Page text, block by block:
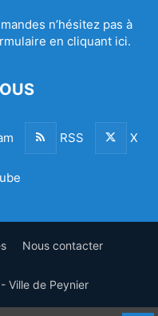
n’hésitez pas à
en cliquant ici.
RSS X
Nous contacter
Ville de Peynier